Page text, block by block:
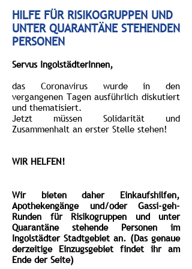
HILFE FÜR RISIKOGRUPPEN UND
UNTER QUARANTÄNE STEHENDEN
PERSONEN
Servus IngolstädterInnen,
das Coronavirus wurde in den
vergangenen Tagen ausführlich diskutiert
und thematisiert.
Jetzt müssen Solidarität und
Zusammenhalt an erster Stelle stehen!
WIR HELFEN!
Wir bieten daher Einkaufshilfen,
Apothekengänge und/oder Gassi-geh-
Runden für Risikogruppen und unter
Quarantäne stehende Personen im
Ingolstädter Stadtgebiet an. (Das genaue
derzeitige Einzugsgebiet findet ihr am
Ende der Seite)